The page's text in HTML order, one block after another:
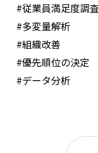
#従業員満足度調
#多変量解析
#組織改善
#優先順位の決定
#データ分析